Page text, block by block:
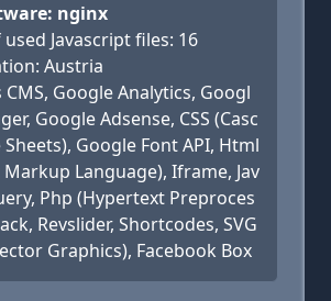
nginx
Javascript files: 16
Austria
Google Analytics, Googl
Google Adsense, CSS (Casc
Google Font API, Html
Language), Iframe, Jav
Php (Hypertext Preproces
Revslider, Shortcodes, SVG
Graphics), Facebook Box